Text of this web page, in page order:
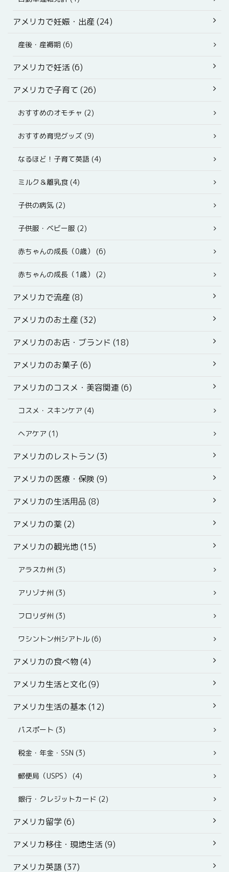
アメリカで妊娠・出産 (24)
産後・産褥期 (6)
アメリカで妊活 (6)
アメリカで子育て (26)
おすすめのオモチャ (2)
おすすめ育児グッズ (9)
なるほど！子育て英語 (4)
ミルク＆離乳食 (4)
子供の病気 (2)
子供服・ベビー服 (2)
赤ちゃんの成長（0歳） (6)
赤ちゃんの成長（1歳） (2)
アメリカで流産 (8)
アメリカのお土産 (32)
アメリカのお店・ブランド (18)
アメリカのお菓子 (6)
アメリカのコスメ・美容関連 (6)
コスメ・スキンケア (4)
ヘアケア (1)
アメリカのレストラン (3)
アメリカの医療・保険 (9)
アメリカの生活用品 (8)
アメリカの薬 (2)
アメリカの観光地 (15)
アラスカ州 (3)
アリゾナ州 (3)
フロリダ州 (3)
ワシントン州シアトル (6)
アメリカの食べ物 (4)
アメリカ生活と文化 (9)
アメリカ生活の基本 (12)
パスポート (3)
税金・年金・SSN (3)
郵便局（USPS） (4)
銀行・クレジットカード (2)
アメリカ留学 (6)
アメリカ移住・現地生活 (9)
アメリカ英語 (37)